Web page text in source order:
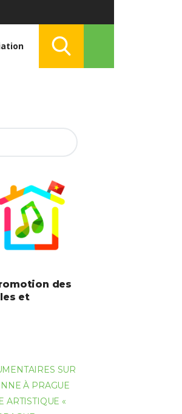
des
et
SUR
À PRAGUE
ARTISTIQUE «